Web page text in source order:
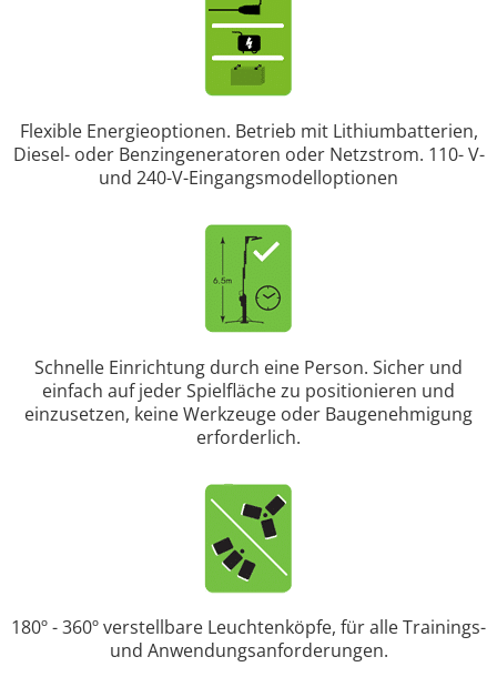
Flexible Energieoptionen. Betrieb mit Lithiumbatterien,
Diesel- oder Benzingeneratoren oder Netzstrom. 110- V-
und 240-V-Eingangsmodelloptionen
Schnelle Einrichtung durch eine Person. Sicher und
einfach auf jeder Spielfläche zu positionieren und
einzusetzen, keine Werkzeuge oder Baugenehmigung
erforderlich.
180º - 360º verstellbare Leuchtenköpfe, für alle Trainings-
und Anwendungsanforderungen.